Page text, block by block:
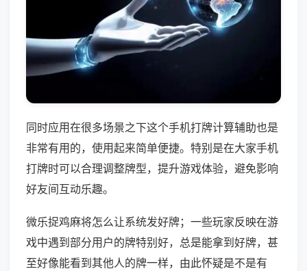
同时应用在很多场景之下这个手机打牌计算辅助也是
非常有用的，使用起来简单便捷。特别是在大家手机
打牌时可以合理调整牌型，提升游戏体验，避免影响
好友间互动乐趣。
微乐捉鸡麻将怎么让系统发好牌；一些玩家反映在游
戏中遇到部分用户的牌特别好，总是能拿到好牌，甚
至好像能看到其他人的牌一样，由此怀疑是不是有